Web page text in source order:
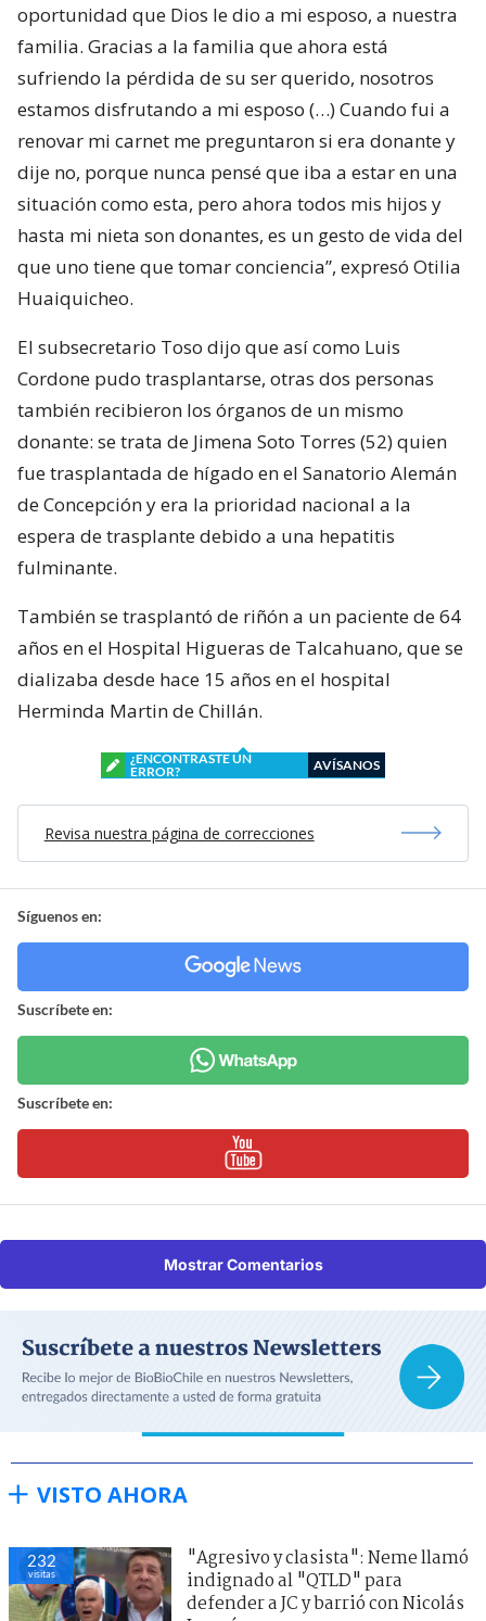
oportunidad que Dios le dio a mi esposo, a nuestra
familia. Gracias a la familia que ahora está
sufriendo la pérdida de su ser querido, nosotros
estamos disfrutando a mi esposo (…) Cuando fui a
renovar mi carnet me preguntaron si era donante y
dije no, porque nunca pensé que iba a estar en una
situación como esta, pero ahora todos mis hijos y
hasta mi nieta son donantes, es un gesto de vida del
que uno tiene que tomar conciencia”, expresó Otilia
Huaiquicheo.
El subsecretario Toso dijo que así como Luis
Cordone pudo trasplantarse, otras dos personas
también recibieron los órganos de un mismo
donante: se trata de Jimena Soto Torres (52) quien
fue trasplantada de hígado en el Sanatorio Alemán
de Concepción y era la prioridad nacional a la
espera de trasplante debido a una hepatitis
fulminante.
También se trasplantó de riñón a un paciente de 64
años en el Hospital Higueras de Talcahuano, que se
dializaba desde hace 15 años en el hospital
Herminda Martin de Chillán.
¿ENCONTRASTE UN
ERROR?
AVÍSANOS
Revisa nuestra página de correcciones
Síguenos en:
Suscríbete en:
Suscríbete en:
Mostrar Comentarios
VISTO AHORA
232
visitas
"Agresivo y clasista": Neme llamó
indignado al "QTLD" para
defender a JC y barrió con Nicolás